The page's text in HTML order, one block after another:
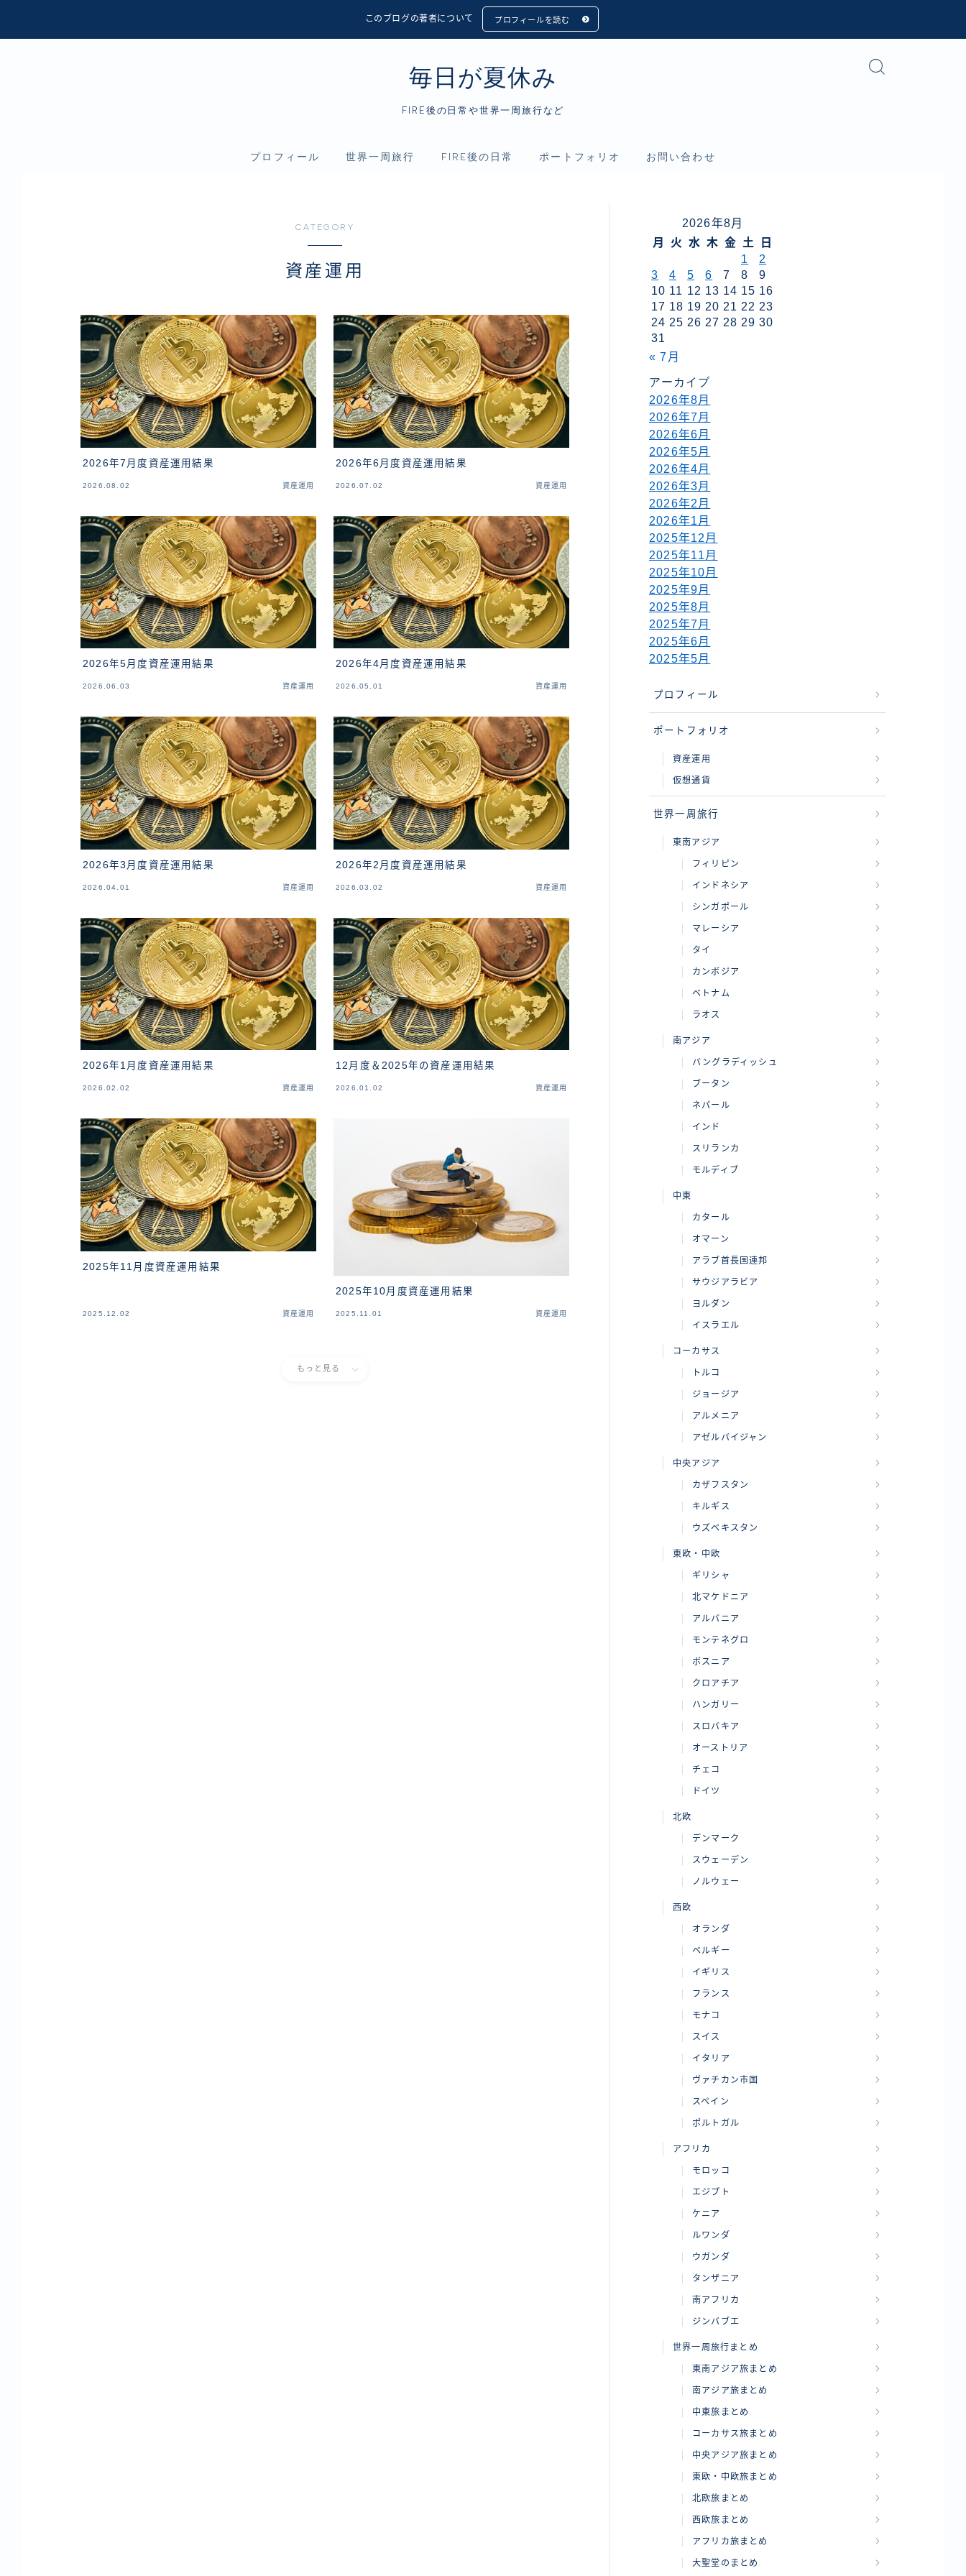
このブログの著者について プロフィールを読む
毎日が夏休み
FIRE後の日常や世界一周旅行など
プロフィール 世界一周旅行
インドネシア
タイ
カンボジア
ベトナム
ラオス
バングラディッシュ
ブータン
インド
世界一周旅行前～準備～
FIRE後の日常 ポートフォリオ お問い合わせ
CATEGORY
資産運用
2026年7月度資産運用結果
2026.08.02 資産運用
2026年6月度資産運用結果
2026.07.02 資産運用
2026年5月度資産運用結果
2026.06.03 資産運用
2026年4月度資産運用結果
2026.05.01 資産運用
2026年3月度資産運用結果
2026.04.01 資産運用
2026年2月度資産運用結果
2026.03.02 資産運用
2026年1月度資産運用結果
2026.02.02 資産運用
12月度＆2025年の資産運用結果
2026.01.02 資産運用
2025年11月度資産運用結果
2025.12.02 資産運用
2025年10月度資産運用結果
2025.11.01 資産運用
もっと見る
2026年8月
月
火 水 木 金 土
日
1
2
3
4 5 6 7 8
9
10 11 12 13 14 15 16
17 18 19 20 21 22 23
24 25 26 27 28 29 30
31
« 7月
アーカイブ
2026年8月
2026年7月
2026年6月
2026年5月
2026年4月
2026年3月
2026年2月
2026年1月
2025年12月
2025年11月
2025年10月
2025年9月
2025年8月
2025年7月
2025年6月
2025年5月
プロフィール
ポートフォリオ
資産運用
仮想通貨
世界一周旅行
東南アジア
フィリピン
インドネシア
シンガポール
マレーシア
タイ
カンボジア
ベトナム
ラオス
南アジア
バングラディッシュ
ブータン
ネパール
インド
スリランカ
モルディブ
中東
カタール
オマーン
アラブ首長国連邦
サウジアラビア
ヨルダン
イスラエル
コーカサス
トルコ
ジョージア
アルメニア
アゼルバイジャン
中央アジア
カザフスタン
キルギス
ウズベキスタン
東欧・中欧
ギリシャ
北マケドニア
アルバニア
モンテネグロ
ボスニア
クロアチア
ハンガリー
スロバキア
オーストリア
チェコ
ドイツ
北欧
デンマーク
スウェーデン
ノルウェー
西欧
オランダ
ベルギー
イギリス
フランス
モナコ
スイス
イタリア
ヴァチカン市国
スペイン
ポルトガル
アフリカ
モロッコ
エジプト
ケニア
ルワンダ
ウガンダ
タンザニア
南アフリカ
ジンバブエ
世界一周旅行まとめ
東南アジア旅まとめ
南アジア旅まとめ
中東旅まとめ
コーカサス旅まとめ
中央アジア旅まとめ
東欧・中欧旅まとめ
北欧旅まとめ
西欧旅まとめ
アフリカ旅まとめ
大聖堂のまとめ